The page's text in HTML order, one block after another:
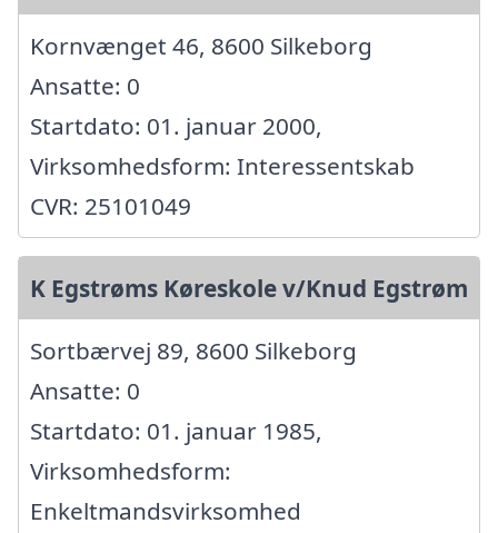
Kornvænget 46, 8600 Silkeborg
Ansatte: 0
Startdato: 01. januar 2000,
Virksomhedsform: Interessentskab
CVR: 25101049
K Egstrøms Køreskole v/Knud Egstrøm
Sortbærvej 89, 8600 Silkeborg
Ansatte: 0
Startdato: 01. januar 1985,
Virksomhedsform:
Enkeltmandsvirksomhed